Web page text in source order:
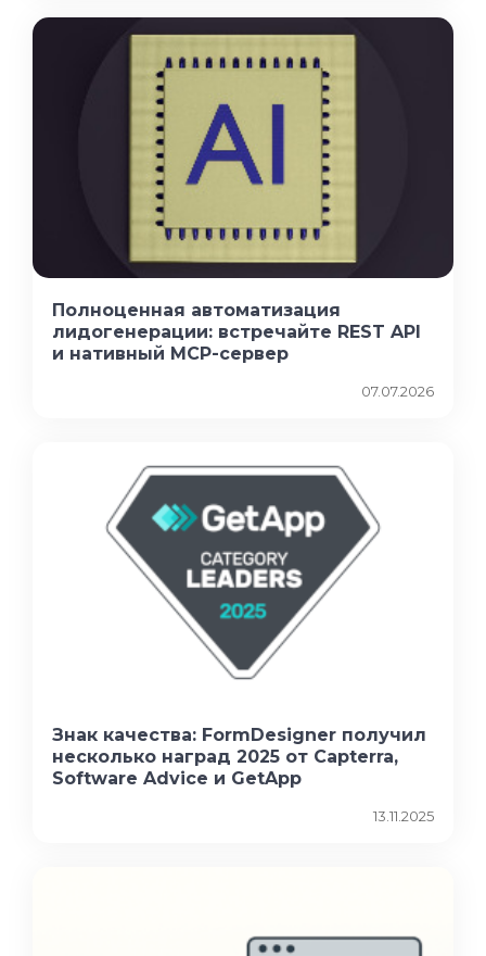
Полноценная автоматизация
лидогенерации: встречайте REST API
и нативный MCP-сервер
07.07.2026
Знак качества: FormDesigner получил
несколько наград 2025 от Capterra,
Software Advice и GetApp
13.11.2025